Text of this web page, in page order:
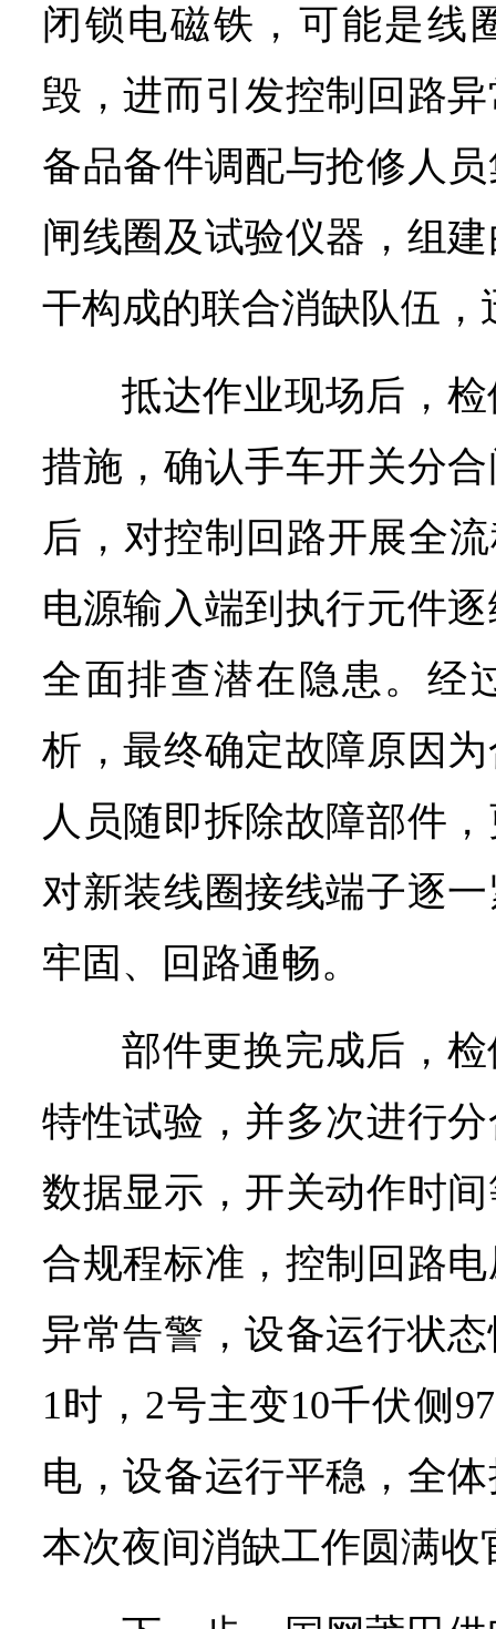
闭锁电磁铁，可能是线
毁，进而引发控制回路
备品备件调配与抢修人
闸线圈及试验仪器，组
干构成的联合消缺队伍，
抵达作业现场后，
措施，确认手车开关分
后，对控制回路开展全
电源输入端到执行元件
全面排查潜在隐患。经
析，最终确定故障原因
人员随即拆除故障部件
对新装线圈接线端子逐
牢固、回路通畅。
部件更换完成后，
特性试验，并多次进行
数据显示，开关动作时
合规程标准，控制回路
异常告警，设备运行状
1时，2号主变10千伏侧
电，设备运行平稳，全
本次夜间消缺工作圆满收